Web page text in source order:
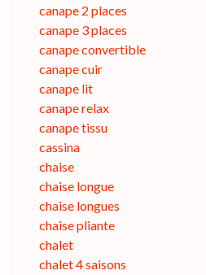
canape 2 places
canape 3 places
canape convertible
canape cuir
canape lit
canape relax
canape tissu
cassina
chaise
chaise longue
chaise longues
chaise pliante
chalet
chalet 4 saisons